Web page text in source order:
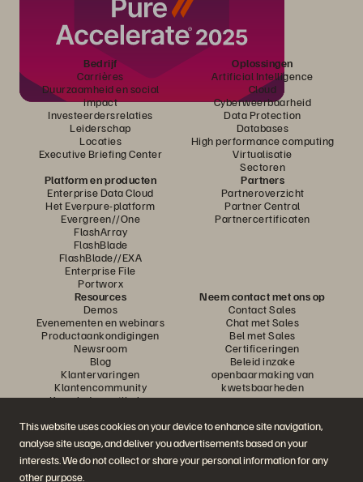
This website uses cookies on your device to enhance site navigation,
analyse site usage, and deliver you advertisements based on your
interests. We do not collect or share your personal information for any
other purpose.
Bedrijf
Carrières
Duurzaamheid en social
impact
Investeerdersrelaties
Leiderschap
Locaties
Executive Briefing Center
Oplossingen
Artificial Intelligence
Cloud
Cyberweerbaarheid
Data Protection
Databases
High performance computing
Virtualisatie
Sectoren
Platform en producten
Enterprise Data Cloud
Het Everpure-platform
Evergreen//One
FlashArray
FlashBlade
FlashBlade//EXA
Enterprise File
Portworx
Partners
Partneroverzicht
Partner Central
Partnercertificaten
Resources
Demos
Evenementen en webinars
Productaankondigingen
Newsroom
Blog
Klantervaringen
Klantencommunity
Knowledge-artikelen
Neem contact met ons op
Contact Sales
Chat met Sales
Bel met Sales
Certificeringen
Beleid inzake
openbaarmaking van
kwetsbaarheden
Neem deel aan het gesprek
Volg alle officiële sociale kanalen van Everpure